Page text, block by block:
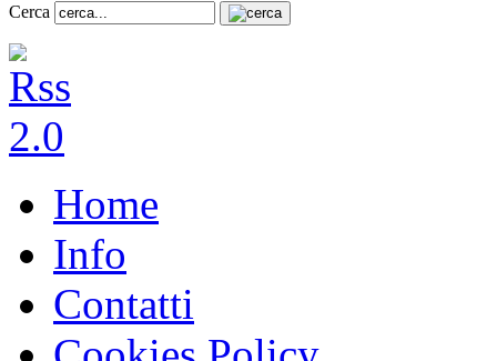
Cerca
Home
Info
Contatti